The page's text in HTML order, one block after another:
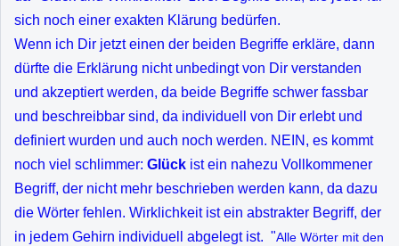
sich noch einer exakten Klärung bedürfen.
Wenn ich Dir jetzt einen der beiden Begriffe erkläre, dann
dürfte die Erklärung nicht unbedingt von Dir verstanden
und akzeptiert werden, da beide Begriffe schwer fassbar
und beschreibbar sind, da individuell von Dir erlebt und
definiert wurden und auch noch werden. NEIN, es kommt
noch viel schlimmer: Glück ist ein nahezu Vollkommener
Begriff, der nicht mehr beschrieben werden kann, da dazu
die Wörter fehlen. Wirklichkeit ist ein abstrakter Begriff, der
in jedem Gehirn individuell abgelegt ist. "Alle Wörter mit den